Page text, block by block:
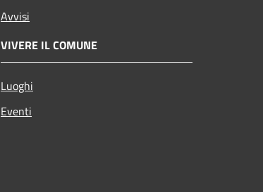
Avvisi
VIVERE IL COMUNE
Luoghi
Eventi